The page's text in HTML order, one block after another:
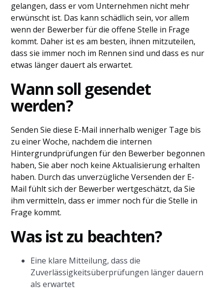
gelangen, dass er vom Unternehmen nicht mehr
erwünscht ist. Das kann schädlich sein, vor allem
wenn der Bewerber für die offene Stelle in Frage
kommt. Daher ist es am besten, ihnen mitzuteilen,
dass sie immer noch im Rennen sind und dass es nur
etwas länger dauert als erwartet.
Wann soll gesendet
werden?
Senden Sie diese E-Mail innerhalb weniger Tage bis
zu einer Woche, nachdem die internen
Hintergrundprüfungen für den Bewerber begonnen
haben, Sie aber noch keine Aktualisierung erhalten
haben. Durch das unverzügliche Versenden der E-
Mail fühlt sich der Bewerber wertgeschätzt, da Sie
ihm vermitteln, dass er immer noch für die Stelle in
Frage kommt.
Was ist zu beachten?
Eine klare Mitteilung, dass die
Zuverlässigkeitsüberprüfungen länger dauern
als erwartet